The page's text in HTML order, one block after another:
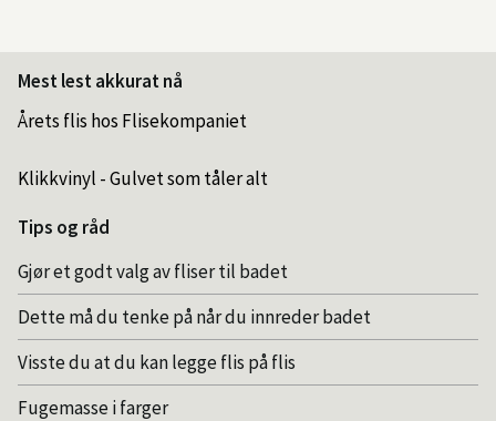
Mest lest akkurat nå
Årets flis hos Flisekompaniet
Klikkvinyl - Gulvet som tåler alt
Tips og råd
Gjør et godt valg av fliser til badet
Dette må du tenke på når du innreder badet
Visste du at du kan legge flis på flis
Fugemasse i farger